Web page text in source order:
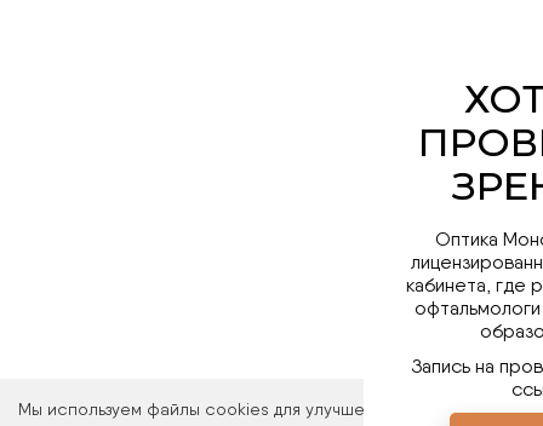
Мы используем файлы cookies для улучшения работы сайта.
Оптика
кабинета, где
Запись на